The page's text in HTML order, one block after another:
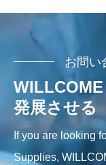
お問い
発展させる
If you are looking
Supplies,